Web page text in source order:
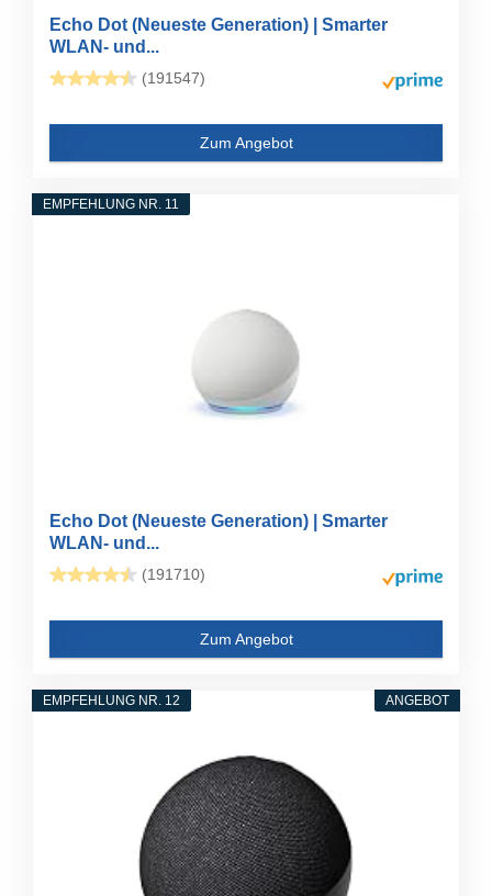
Echo Dot (Neueste Generation) | Smarter
WLAN- und...
(191547)
Zum Angebot
EMPFEHLUNG NR. 11
Echo Dot (Neueste Generation) | Smarter
WLAN- und...
(191710)
Zum Angebot
ANGEBOT
EMPFEHLUNG NR. 12